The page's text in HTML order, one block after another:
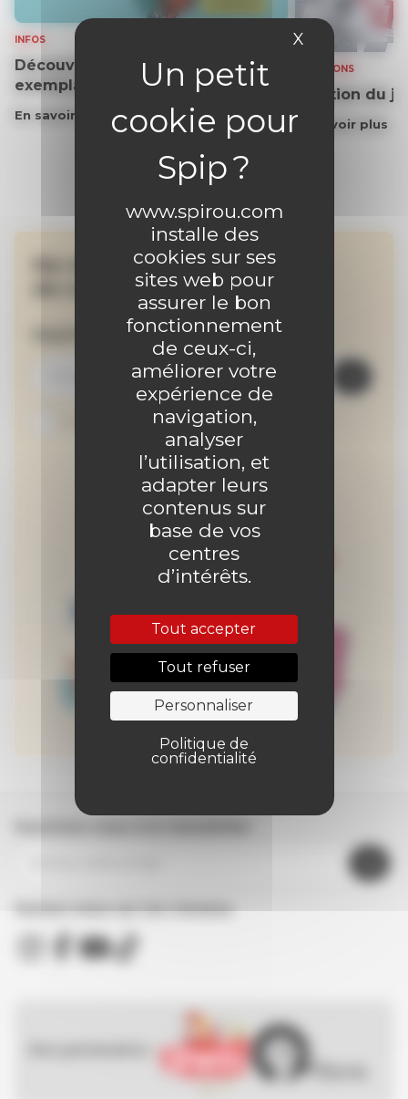
www.spirou.com
installe des
cookies sur ses
sites web pour
assurer le bon
fonctionnement
de ceux-ci,
améliorer votre
expérience de
navigation,
analyser
l’utilisation, et
adapter leurs
contenus sur
base de vos
centres
d’intérêts.
Tout accepter
Tout refuser
Personnaliser
Politique de
confidentialité
X Masquer le
INFOS
Découvrez gratuitement un
exemplaire du journal !
En savoir plus
SOLUTIONS
Solution du
En savoir plus
Ne manquez aucune
de nos actualités !
Inscrivez-vous à la newsletter
Je suis abonné au site
Suivez nous sur les réseaux